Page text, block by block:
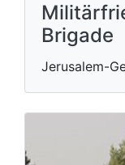
Brigade
Jerusalem-